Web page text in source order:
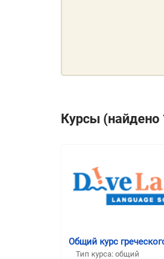
Курсы (найдено
Общий курс
Тип курса: общий